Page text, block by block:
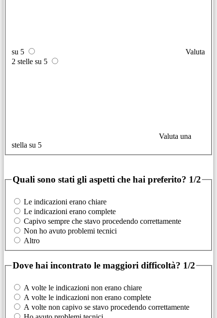
su 5
Valuta
2 stelle su 5
Valuta una
stella su 5
Quali sono stati gli aspetti che hai preferito? 1/2
Le indicazioni erano chiare
Le indicazioni erano complete
Capivo sempre che stavo procedendo correttamente
Non ho avuto problemi tecnici
Altro
Dove hai incontrato le maggiori difficoltà? 1/2
A volte le indicazioni non erano chiare
A volte le indicazioni non erano complete
A volte non capivo se stavo procedendo correttamente